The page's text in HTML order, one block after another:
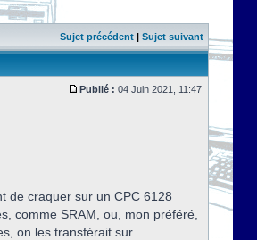
Sujet précédent | Sujet suivant
Publié : 04 Juin 2021, 11:47
de craquer sur un CPC 6128
comme SRAM, ou, mon préféré,
on les transférait sur